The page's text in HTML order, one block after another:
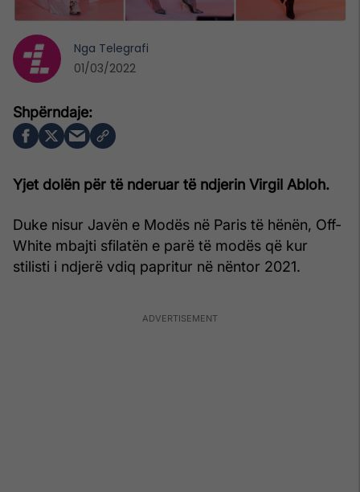
Yjet dolën për të nderuar të ndjerin Virgil Abloh.
Duke nisur Javën e Modës në Paris të hënën, Off-
White mbajti sfilatën e parë të modës që kur
stilisti i ndjerë vdiq papritur në nëntor 2021.
Nga Telegrafi
01/03/2022